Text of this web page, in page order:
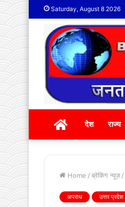
Saturday, August 8 2026
होम देश राज्य
Home / ब्रेकिंग न्यूज़ /
अपराध उत्तर प्रदेश